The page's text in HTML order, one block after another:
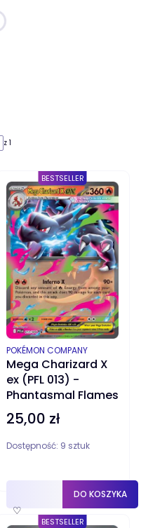
z 1
BESTSELLER
Mega Charizard X
ex (PFL 013) -
Phantasmal Flames
PRODUCENT
POKÉMON COMPANY
Cena
25,00 zł
Dostępność: 9 sztuk
♡
DO KOSZYKA
BESTSELLER